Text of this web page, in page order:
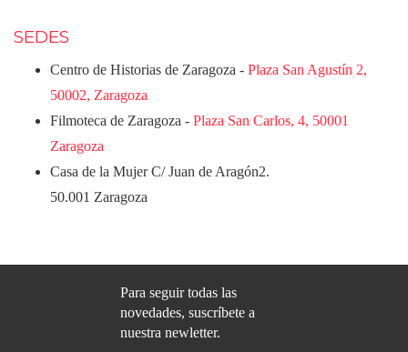
SEDES
Centro de Historias de Zaragoza - Plaza San Agustín 2,
50002, Zaragoza
Filmoteca de Zaragoza - Plaza San Carlos, 4, 50001
Zaragoza
Casa de la Mujer C/ Juan de Aragón2.
50.001 Zaragoza
Para seguir todas las
novedades, suscríbete a
nuestra newletter.